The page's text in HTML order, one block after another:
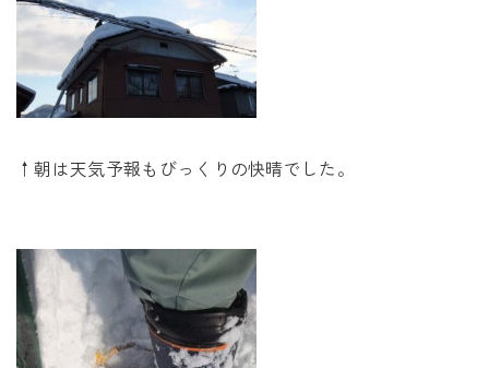
Tel. 0257-27-2157
↑朝は天気予報もびっくりの快晴でした。